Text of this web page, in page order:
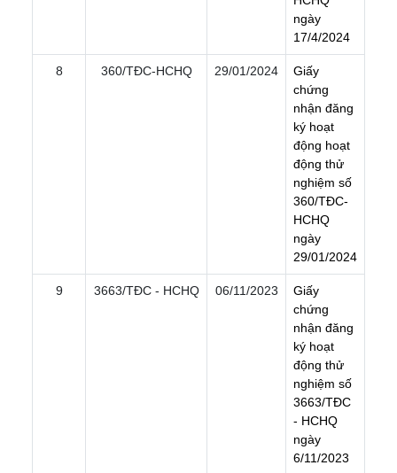
ngày
17/4/2024
8 360/TÐC-HCHQ 29/01/2024 Giấy
chứng
nhận đăng
ký hoạt
động hoạt
động thử
nghiệm số
360/TĐC-
HCHQ
ngày
29/01/2024
9 3663/TÐC - HCHQ 06/11/2023 Giấy
chứng
nhận đăng
ký hoạt
động thử
nghiệm số
3663/TĐC
- HCHQ
ngày
6/11/2023